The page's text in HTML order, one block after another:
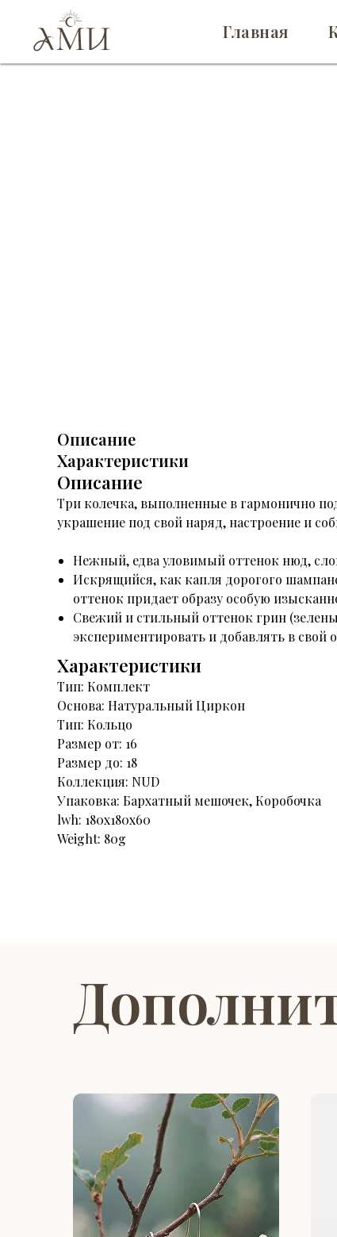
Главная
Описание
Характеристики
Описание
Три колечка, выполненные в гармонично
украшение под свой наряд, настроение и
Нежный, едва уловимый оттенок нюд,
Искрящийся, как капля дорогого
оттенок придает образу особую
Свежий и стильный оттенок грин
экспериментировать и добавлять в свой
Характеристики
Тип: Комплект
Основа: Натуральный Циркон
Тип: Кольцо
Размер от: 16
Размер до: 18
Коллекция: NUD
Упаковка: Бархатный мешочек, Коробочка
lwh: 180x180x60
Weight: 80g